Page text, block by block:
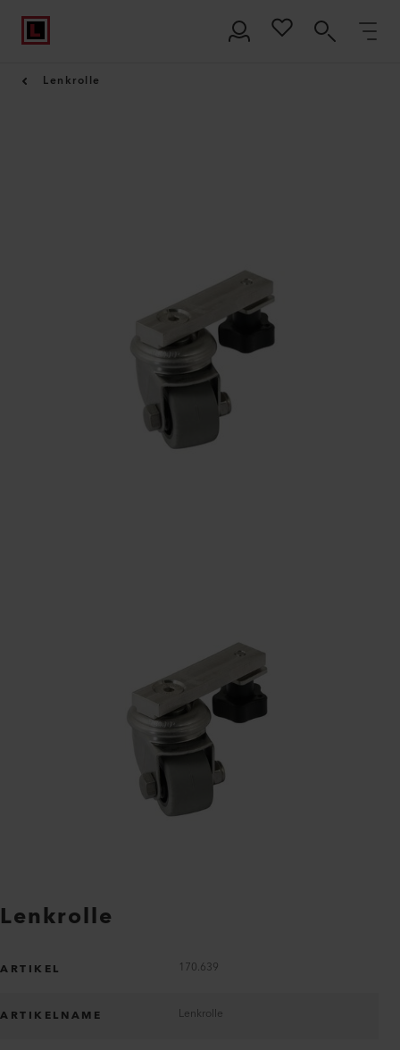
Lenkrolle
Lenkrolle
ARTIKEL 170.639
ARTIKELNAME Lenkrolle